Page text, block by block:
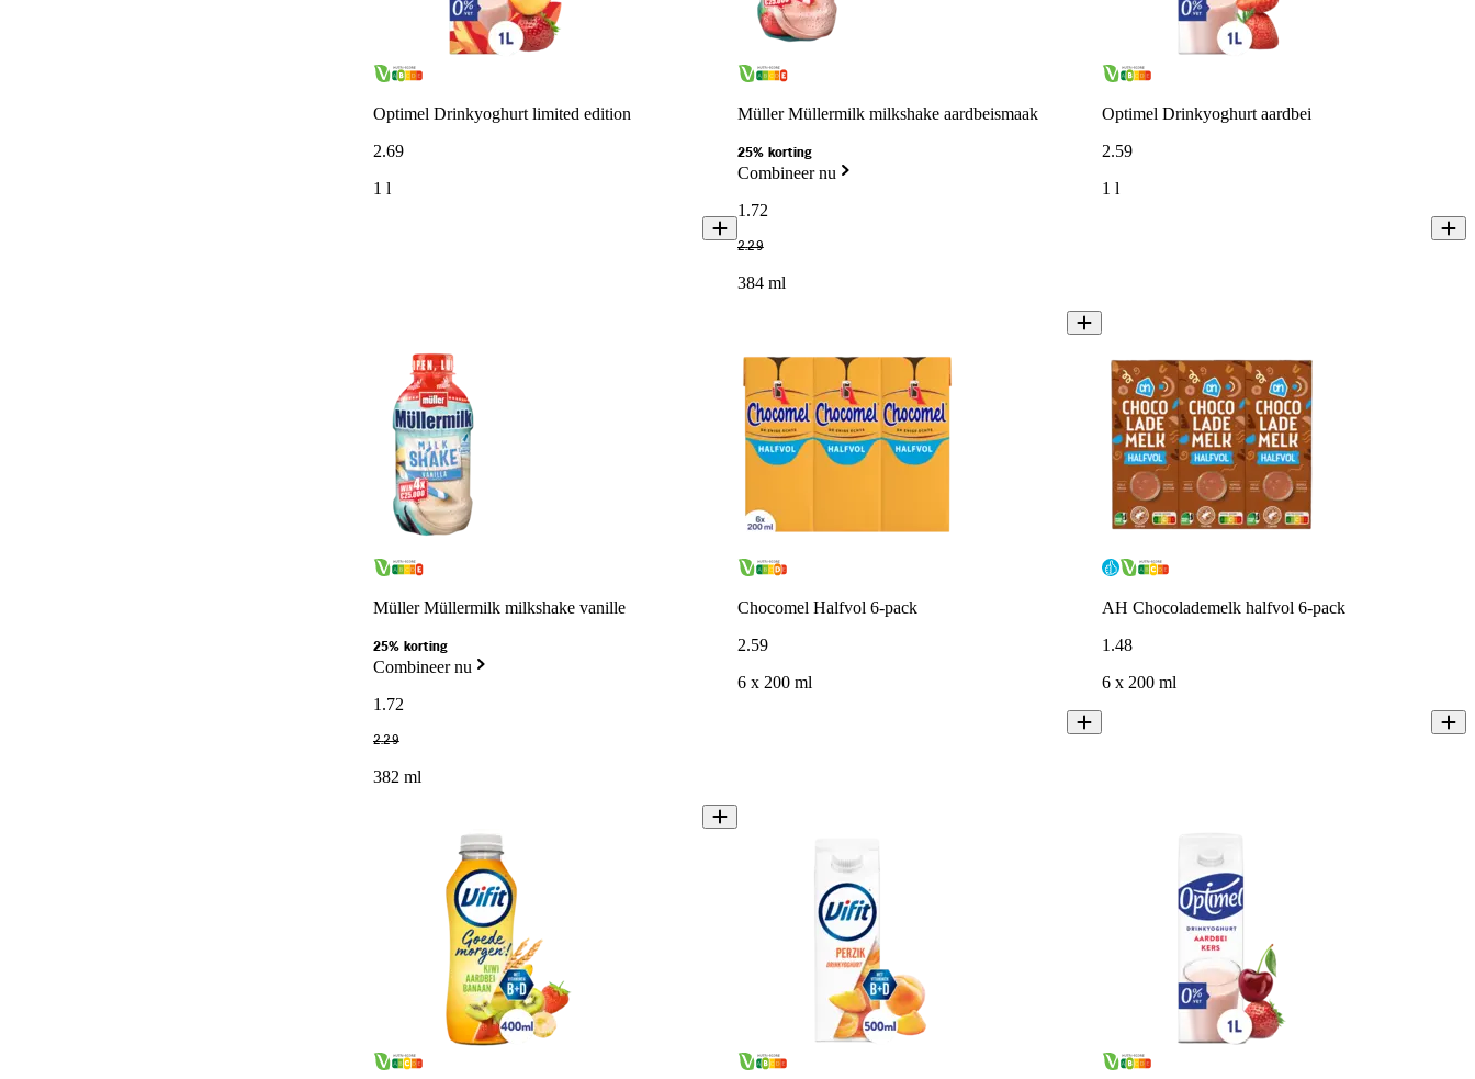
Optimel Drinkyoghurt limited edition
2.69
1 l
Müller Müllermilk milkshake aardbeismaak
25% korting
Combineer nu
1.72
2.29
384 ml
Optimel Drinkyoghurt aardbei
2.59
1 l
Müller Müllermilk milkshake vanille
25% korting
Combineer nu
1.72
2.29
382 ml
Chocomel Halfvol 6-pack
2.59
6 x 200 ml
AH Chocolademelk halfvol 6-pack
1.48
6 x 200 ml